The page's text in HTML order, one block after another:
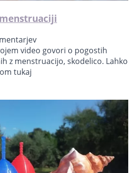
video govori o pogostih
z menstruacijo, skodelico. Lahko
tukaj